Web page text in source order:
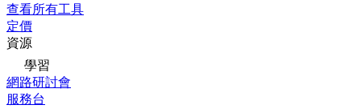
查看所有工具
定價
資源
學習
網路研討會
服務台